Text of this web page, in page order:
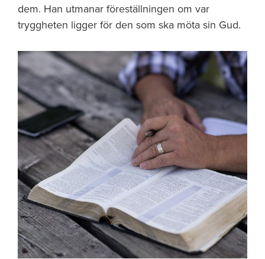
dem. Han utmanar föreställningen om var
tryggheten ligger för den som ska möta sin Gud.